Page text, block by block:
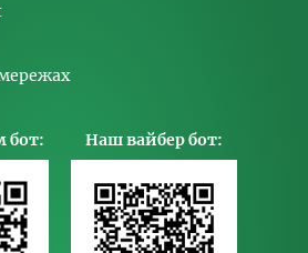
бот: Наш вайбер бот: